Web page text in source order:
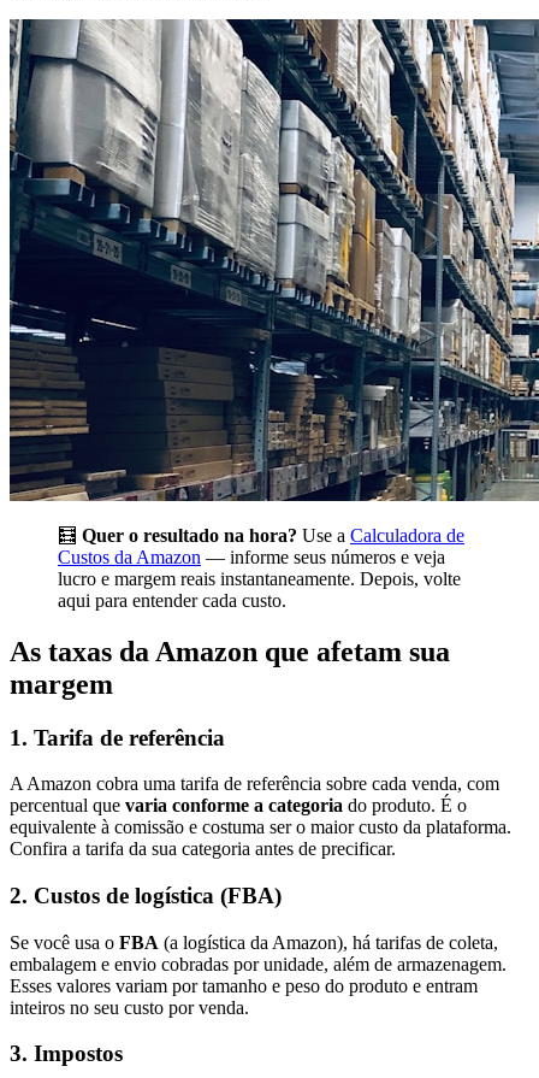
🧮 Quer o resultado na hora? Use a Calculadora de
Custos da Amazon — informe seus números e veja
lucro e margem reais instantaneamente. Depois, volte
aqui para entender cada custo.
As taxas da Amazon que afetam sua
margem
1. Tarifa de referência
A Amazon cobra uma tarifa de referência sobre cada venda, com
percentual que varia conforme a categoria do produto. É o
equivalente à comissão e costuma ser o maior custo da plataforma.
Confira a tarifa da sua categoria antes de precificar.
2. Custos de logística (FBA)
Se você usa o FBA (a logística da Amazon), há tarifas de coleta,
embalagem e envio cobradas por unidade, além de armazenagem.
Esses valores variam por tamanho e peso do produto e entram
inteiros no seu custo por venda.
3. Impostos